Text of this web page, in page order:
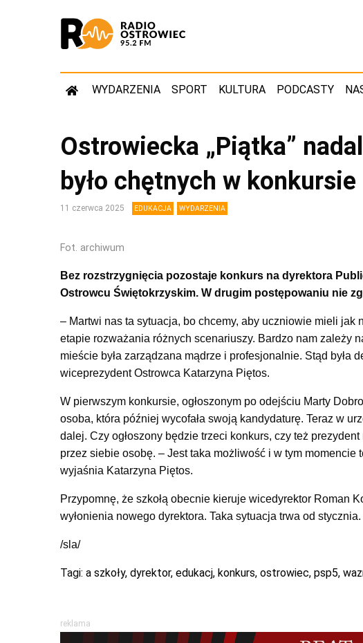
WYDARZENIA SPORT KULTURA PODCASTY
Ostrowiecka „Piątka”
było chętnych w konkursie
11 czerwca 2025 EDUKACJA WYDARZENIA
Fot. archiwum
Bez rozstrzygnięcia pozostaje konkurs na dyrektora
Ostrowcu Świętokrzyskim. W drugim postępowaniu nie
– Martwi nas ta sytuacja, bo chcemy, aby uczniowie mieli
etapie rozważania różnych scenariuszy. Bardzo nam zależy
mieście była zarządzana mądrze i profesjonalnie. Stąd była
wiceprezydent Ostrowca Katarzyna Piętos.
W pierwszym konkursie, ogłoszonym po odejściu Marty
osoba, która później wycofała swoją kandydaturę. Teraz w
dalej. Czy ogłoszony będzie trzeci konkurs, czy też
przez siebie osobę. – Jest taka możliwość i w tym momencie
wyjaśnia Katarzyna Piętos.
Przypomnę, że szkołą obecnie kieruje wicedyrektor Roman
wyłonienia nowego dyrektora. Taka sytuacja trwa od stycznia.
/sla/
Tagi: a szkoły, dyrektor, edukacj, konkurs, ostrowiec, psp5,
reklama